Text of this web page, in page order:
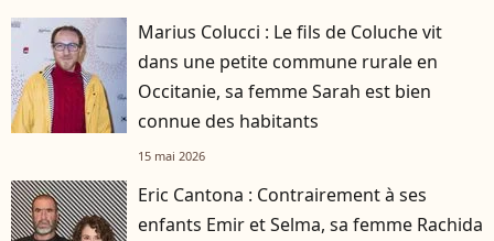
Marius Colucci : Le fils de Coluche vit
dans une petite commune rurale en
Occitanie, sa femme Sarah est bien
connue des habitants
15 mai 2026
Eric Cantona : Contrairement à ses
enfants Emir et Selma, sa femme Rachida